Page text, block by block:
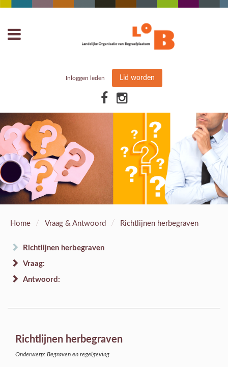
Inloggen leden Lid worden
Home / Vraag & Antwoord / Richtlijnen herbegraven
Richtlijnen herbegraven
Vraag:
Antwoord:
Richtlijnen herbegraven
Onderwerp: Begraven en regelgeving